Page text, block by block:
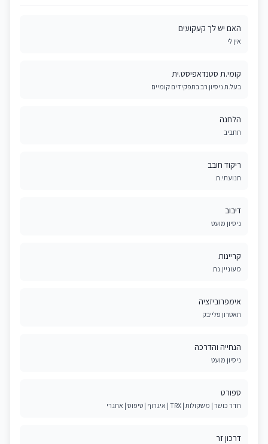
האם יש לך קעקועים
אין לי
קומי.ת סטנדאפיסט.ית
בעל.ת ניסיון רב בתפקידים קומיים
הלחנה
תחביב
ריקוד חובב
תנועתי.ת
דיבוב
ניסיון מועט
קריינות
מעוניין.נת
אימפרוביזציה
תאטרון פלייבק
הנחייה והדרכה
ניסיון מועט
ספורט
חדר כושר | משקולות | TRX | איגרוף | טיפוס | אתגרי
דרכון זר